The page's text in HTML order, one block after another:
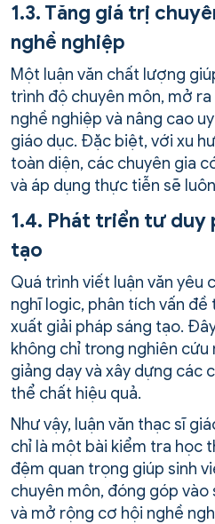
1.3. Tăng giá trị
nghề nghiệp
Một luận văn chất lượng
trình độ chuyên môn, mở
nghề nghiệp và nâng cao
giáo dục. Đặc biệt, với xu
toàn diện, các chuyên gia
và áp dụng thực tiễn sẽ
1.4. Phát triển tư duy
tạo
Quá trình viết luận văn yêu
nghĩ logic, phân tích vấn
xuất giải pháp sáng tạo.
không chỉ trong nghiên cứu
giảng dạy và xây dựng các
thể chất hiệu quả.
Như vậy, luận văn thạc sĩ
chỉ là một bài kiểm tra học
đệm quan trọng giúp sinh
chuyên môn, đóng góp
và mở rộng cơ hội nghề